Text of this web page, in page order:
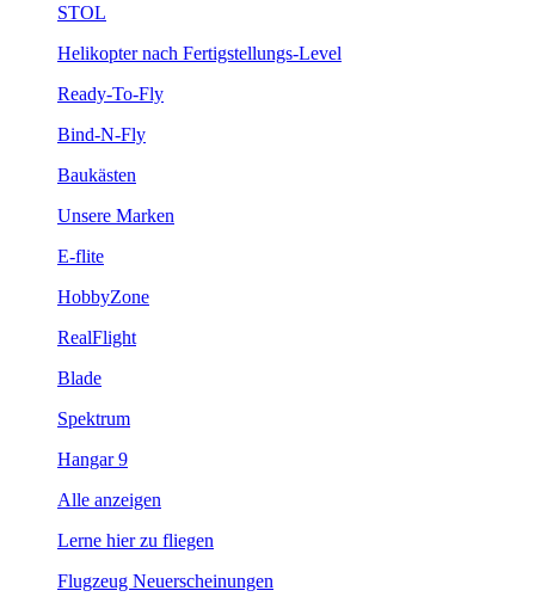
STOL
Helikopter nach Fertigstellungs-Level
Ready-To-Fly
Bind-N-Fly
Baukästen
Unsere Marken
E-flite
HobbyZone
RealFlight
Blade
Spektrum
Hangar 9
Alle anzeigen
Lerne hier zu fliegen
Flugzeug Neuerscheinungen